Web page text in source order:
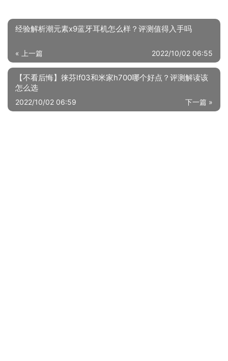
经验解析潮元素x9蓝牙耳机怎么样？评测值得入手吗
« 上一篇 2022/10/02 06:55
【不看后悔】徕芬lf03和米家h700哪个好点？评测解读该
怎么选
下一篇 »
2022/10/02 06:59